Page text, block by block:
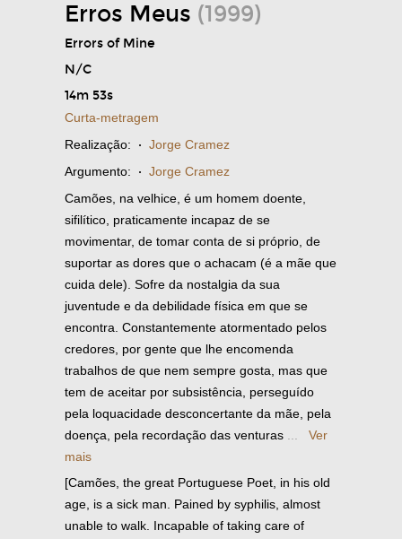
Erros Meus (1999)
Errors of Mine
N/C
14m 53s
Curta-metragem
Realização: · Jorge Cramez
Argumento: · Jorge Cramez
Camões, na velhice, é um homem doente,
sifilítico, praticamente incapaz de se
movimentar, de tomar conta de si próprio, de
suportar as dores que o achacam (é a mãe que
cuida dele). Sofre da nostalgia da sua
juventude e da debilidade física em que se
encontra. Constantemente atormentado pelos
credores, por gente que lhe encomenda
trabalhos de que nem sempre gosta, mas que
tem de aceitar por subsistência, perseguído
pela loquacidade desconcertante da mãe, pela
doença, pela recordação das venturas
Ver
mais
[Camões, the great Portuguese Poet, in his old
age, is a sick man. Pained by syphilis, almost
unable to walk. Incapable of taking care of